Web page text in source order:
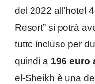
del 2022 all’hotel
Resort” si potrà
tutto incluso per
quindi a 196 euro
el-Sheikh è una